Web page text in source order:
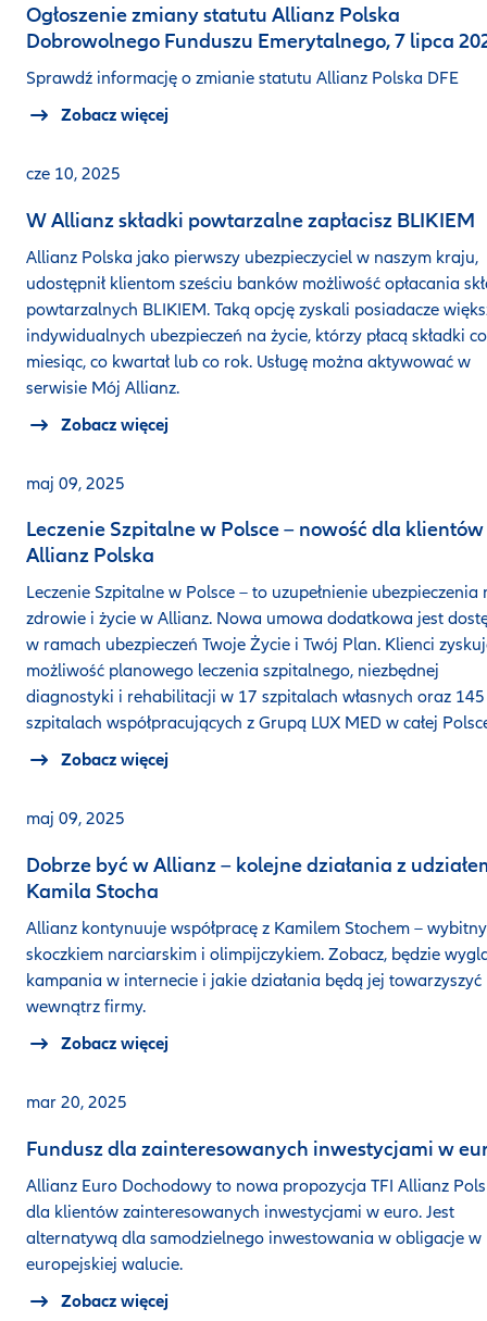
Ogłoszenie zmiany statutu Allianz Polska
Dobrowolnego Funduszu Emerytalnego, 7 lipca
Sprawdź informację o zmianie statutu Allianz Polska DFE
Zobacz więcej
cze 10, 2025
W Allianz składki powtarzalne zapłacisz BLIKIEM
Allianz Polska jako pierwszy ubezpieczyciel w naszym kraju,
udostępnił klientom sześciu banków możliwość opłacania
powtarzalnych BLIKIEM. Taką opcję zyskali posiadacze
indywidualnych ubezpieczeń na życie, którzy płacą składki co
miesiąc, co kwartał lub co rok. Usługę można aktywować w
serwisie Mój Allianz.
Zobacz więcej
maj 09, 2025
Leczenie Szpitalne w Polsce – nowość dla klientów
Allianz Polska
Leczenie Szpitalne w Polsce – to uzupełnienie ubezpieczenia
zdrowie i życie w Allianz. Nowa umowa dodatkowa jest
w ramach ubezpieczeń Twoje Życie i Twój Plan. Klienci
możliwość planowego leczenia szpitalnego, niezbędnej
diagnostyki i rehabilitacji w 17 szpitalach własnych oraz 145
szpitalach współpracujących z Grupą LUX MED w całej
Zobacz więcej
maj 09, 2025
Dobrze być w Allianz – kolejne działania z
Kamila Stocha
Allianz kontynuuje współpracę z Kamilem Stochem –
skoczkiem narciarskim i olimpijczykiem. Zobacz, będzie
kampania w internecie i jakie działania będą jej towarzyszyć
wewnątrz firmy.
Zobacz więcej
mar 20, 2025
Fundusz dla zainteresowanych inwestycjami w
Allianz Euro Dochodowy to nowa propozycja TFI Allianz
dla klientów zainteresowanych inwestycjami w euro. Jest
alternatywą dla samodzielnego inwestowania w obligacje w
europejskiej walucie.
Zobacz więcej